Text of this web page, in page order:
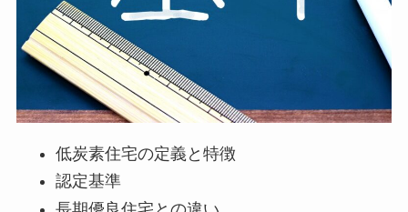
低炭素住宅の定義と特徴
認定基準